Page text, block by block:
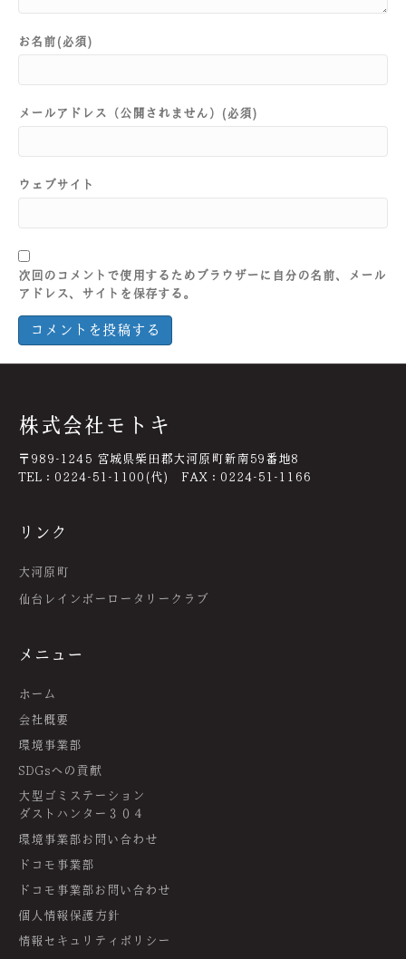
お名前(必須)
メールアドレス（公開されません）(必須)
ウェブサイト
次回のコメントで使用するためブラウザーに自分の名前、メール
アドレス、サイトを保存する。
株式会社モトキ
〒989-1245 宮城県柴田郡大河原町新南59番地8
TEL：0224-51-1100(代) FAX：0224-51-1166
リンク
大河原町
仙台レインボーロータリークラブ
メニュー
ホーム
会社概要
環境事業部
SDGsへの貢献
大型ゴミステーション
ダストハンター３０４
環境事業部お問い合わせ
ドコモ事業部
ドコモ事業部お問い合わせ
個人情報保護方針
情報セキュリティポリシー